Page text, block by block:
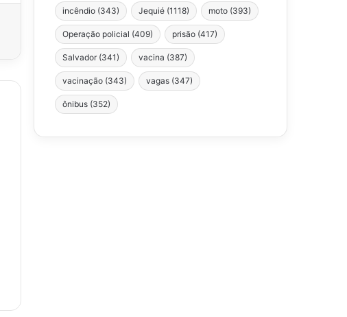
incêndio (343) Jequié (1118) moto (393)
Operação policial (409) prisão (417)
Salvador (341) vacina (387)
vacinação (343) vagas (347)
ônibus (352)